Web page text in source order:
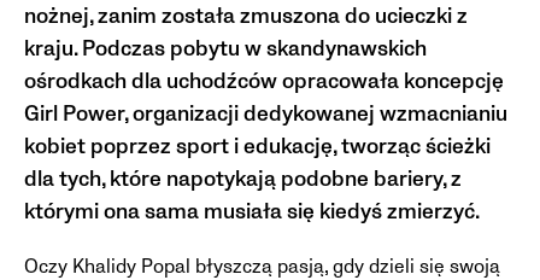
nożnej, zanim została zmuszona do ucieczki z
kraju. Podczas pobytu w skandynawskich
ośrodkach dla uchodźców opracowała koncepcję
Girl Power, organizacji dedykowanej wzmacnianiu
kobiet poprzez sport i edukację, tworząc ścieżki
dla tych, które napotykają podobne bariery, z
którymi ona sama musiała się kiedyś zmierzyć.
Oczy Khalidy Popal błyszczą pasją, gdy dzieli się swoją